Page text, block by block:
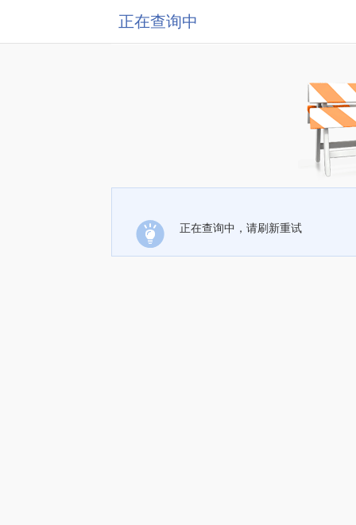
正在查询中
正在查询中，请刷新重试